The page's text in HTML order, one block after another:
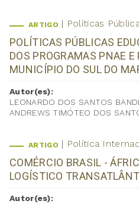
ARTIGO Políticas
POLÍTICAS PÚBLICAS
DOS PROGRAMAS PNAE
MUNICÍPIO DO SUL DO
Autor(es):
LEONARDO DOS SANTOS
ANDREWS TIMÓTEO DOS
ARTIGO Política
COMÉRCIO BRASIL -
LOGÍSTICO
Autor(es):